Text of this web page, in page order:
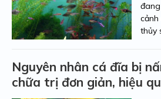
thủy
Nguyên nhân cá đĩa bị
chữa trị đơn giản, hiệu